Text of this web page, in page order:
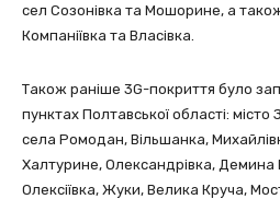
сел Созонівка та Мошорине, а
Компаніївка та Власівка.
Також раніше 3G-покриття було
пунктах Полтавської області: місто
села Ромодан, Вільшанка,
Халтурине, Олександрівка, Демина
Олексіївка, Жуки, Велика Круча,